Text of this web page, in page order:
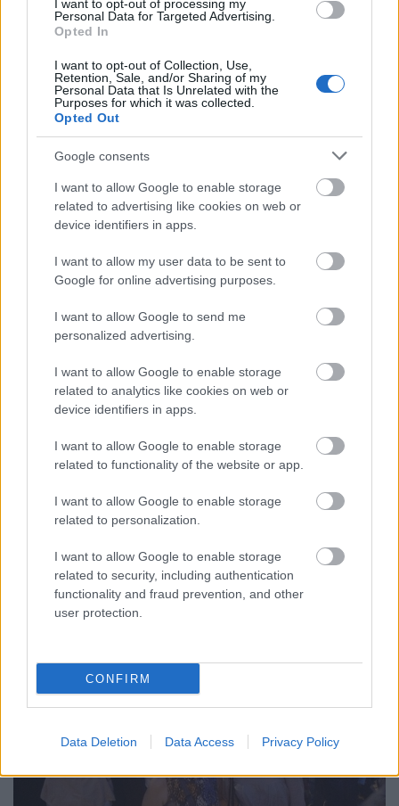
I want to opt-out of processing my
Personal Data for Targeted Advertising.
Opted In
I want to opt-out of Collection, Use,
Retention, Sale, and/or Sharing of my
Personal Data that Is Unrelated with the
Purposes for which it was collected.
Opted Out
Google consents
I want to allow Google to enable storage
related to advertising like cookies on web or
device identifiers in apps.
I want to allow my user data to be sent to
Google for online advertising purposes.
I want to allow Google to send me
personalized advertising.
I want to allow Google to enable storage
related to analytics like cookies on web or
device identifiers in apps.
I want to allow Google to enable storage
related to functionality of the website or app.
I want to allow Google to enable storage
related to personalization.
I want to allow Google to enable storage
related to security, including authentication
functionality and fraud prevention, and other
user protection.
CONFIRM
Data Deletion Data Access Privacy Policy
evatessza•2015. december 05.
Bemutatkozom: a nevem Beck Magdi, öt éve vagyok
a Város Mindenkié civil csoport önkéntes aktivistája.
Én is érintve voltam annak idején, mert a ...
• 2015. november 16.
A FEANTSA nemzetközi nőjogi szervezet meghívót
küldött A Város Mindenkié női csoportjának, hogy a
2014. szeptember 24-én Dublinban rendezendő